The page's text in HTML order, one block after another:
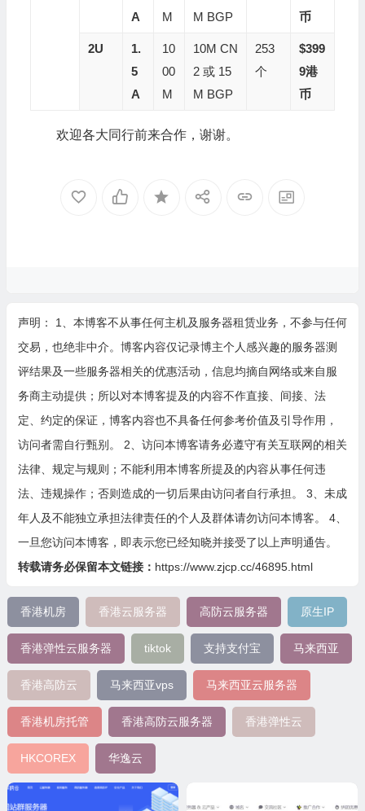
A
M
M BGP
币
2U
1.
5
A
10
00
M
10M CN
2 或 15
M BGP
253
个
$399
9港
币
欢迎各大同行前来合作，谢谢。
声明： 1、本博客不从事任何主机及服务器租赁业务，不参与任何
交易，也绝非中介。博客内容仅记录博主个人感兴趣的服务器测
评结果及一些服务器相关的优惠活动，信息均摘自网络或来自服
务商主动提供；所以对本博客提及的内容不作直接、间接、法
定、约定的保证，博客内容也不具备任何参考价值及引导作用，
访问者需自行甄别。 2、访问本博客请务必遵守有关互联网的相关
法律、规定与规则；不能利用本博客所提及的内容从事任何违
法、违规操作；否则造成的一切后果由访问者自行承担。 3、未成
年人及不能独立承担法律责任的个人及群体请勿访问本博客。 4、
一旦您访问本博客，即表示您已经知晓并接受了以上声明通告。
转载请务必保留本文链接： https://www.zjcp.cc/46895.html
香港机房 香港云服务器 高防云服务器 原生IP
香港弹性云服务器 tiktok 支持支付宝 马来西亚
香港高防云 马来西亚vps 马来西亚云服务器
香港机房托管 香港高防云服务器 香港弹性云
HKCOREX 华逸云